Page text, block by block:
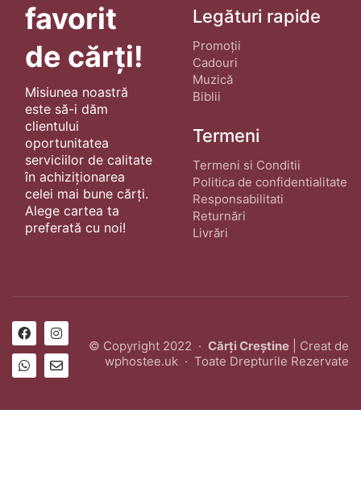
favorit
de cărți!
Misiunea noastră
este să-i dăm
clientului
oportunitatea
serviciilor de calitate
în achiziționarea
celei mai bune cărți.
Alege cartea ta
preferată cu noi!
Legături rapide
Promoții
Cadouri
Muzică
Biblii
Termeni
Termeni si Conditii
Politica de confidentialitate
Responsabilitati
Returnări
Livrări
© Copyright 2022 · Cărți Creștine | Creat de
wphostee.uk · Toate Drepturile Rezervate